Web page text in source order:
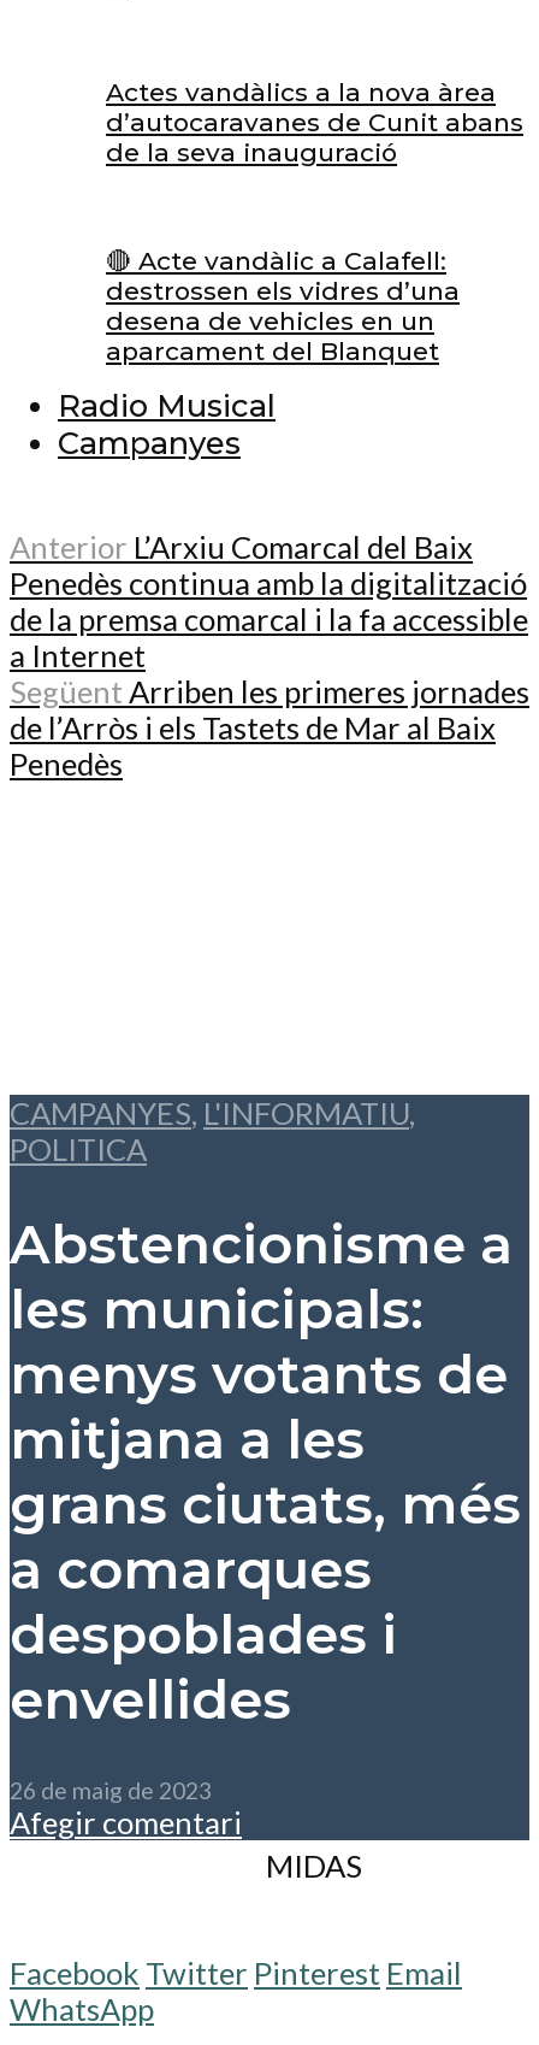
Actes vandàlics a la nova àrea
d’autocaravanes de Cunit abans
de la seva inauguració
🔴 Acte vandàlic a Calafell:
destrossen els vidres d’una
desena de vehicles en un
aparcament del Blanquet
Radio Musical
Campanyes
Anterior L’Arxiu Comarcal del Baix
Penedès continua amb la digitalització
de la premsa comarcal i la fa accessible
a Internet
Següent Arriben les primeres jornades
de l’Arròs i els Tastets de Mar al Baix
Penedès
CAMPANYES, L'INFORMATIU,
POLITICA
Abstencionisme a
les municipals:
menys votants de
mitjana a les
grans ciutats, més
a comarques
despoblades i
envellides
26 de maig de 2023
Afegir comentari
Facebook Twitter Pinterest Email
WhatsApp